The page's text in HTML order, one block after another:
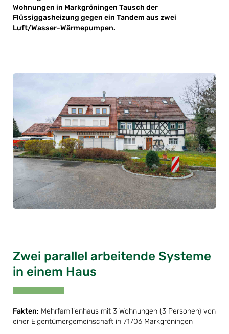
Wohnungen in Markgröningen Tausch der
Flüssiggasheizung gegen ein Tandem aus zwei
Luft/Wasser-Wärmepumpen.
Zwei parallel arbeitende Systeme
in einem Haus
Fakten: Mehrfamilienhaus mit 3 Wohnungen (3 Personen) von
einer Eigentümergemeinschaft in 71706 Markgröningen